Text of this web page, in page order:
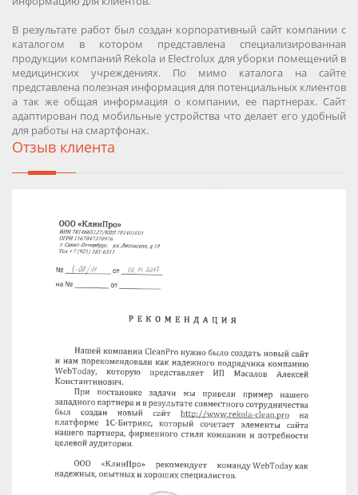
В результате работ был создан корпоративный сайт компании с
каталогом в котором представлена специализированная
продукции компаний Rekola и Electrolux для уборки помещений в
медицинских учреждениях. По мимо каталога на сайте
представлена полезная информация для потенциальных клиентов
а так же общая информация о компании, ее партнерах. Сайт
адаптирован под мобильные устройства что делает его удобный
для работы на смартфонах.
Отзыв клиента